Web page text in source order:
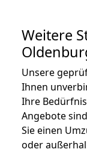
Weitere
Unsere
Ihnen
Ihre
Angebote
Sie einen
oder